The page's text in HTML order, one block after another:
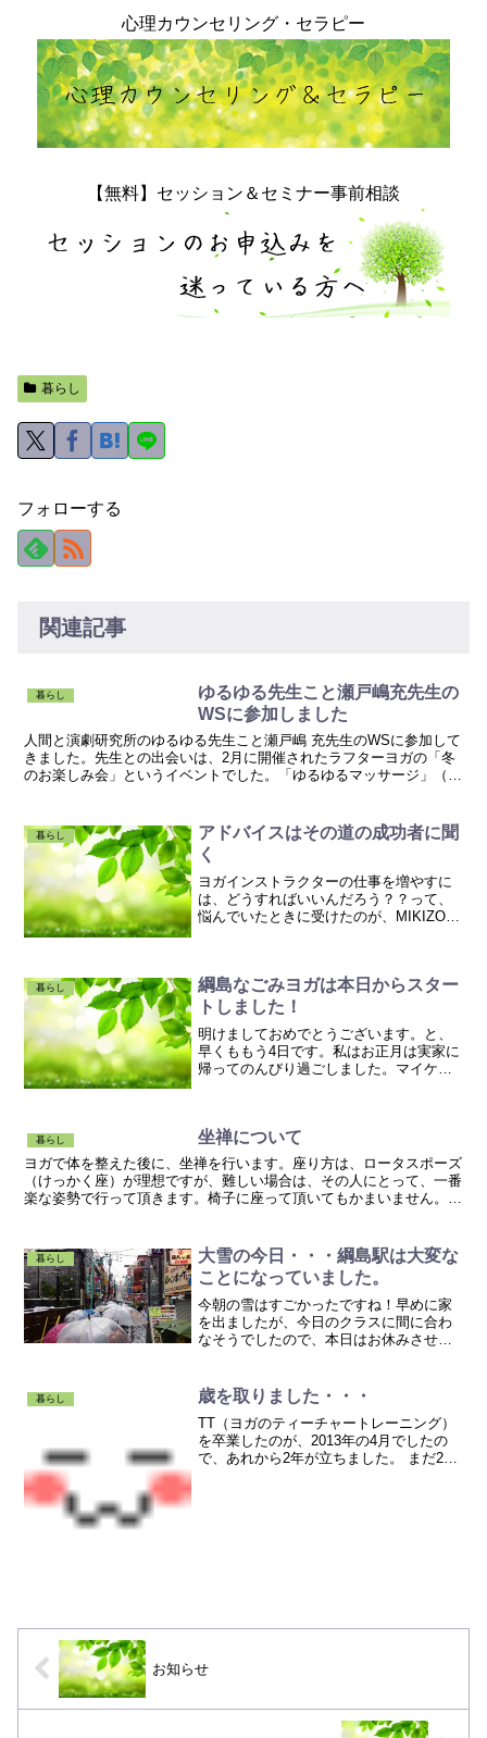
心理カウンセリング・セラピー
【無料】セッション＆セミナー事前相談
暮らし
フォローする
関連記事
暮らし
ゆるゆる先生こと瀬戸嶋充先生の
WSに参加しました
人間と演劇研究所のゆるゆる先生こと瀬戸嶋 充先生のWSに参加して
きました。先生との出会いは、2月に開催されたラフターヨガの「冬
のお楽しみ会」というイベントでした。「ゆるゆるマッサージ」（勝
暮らし
アドバイスはその道の成功者に聞
く
ヨガインストラクターの仕事を増やすに
は、どうすればいいんだろう？？って、
悩んでいたときに受けたのが、MIKIZO講
ガ教室■御茶ノ水...
暮らし
綱島なごみヨガは本日からスター
トしました！
明けましておめでとうございます。と、
早くももう4日です。私はお正月は実家に
帰ってのんびり過ごしました。マイケ
も見て、の...
暮らし 坐禅について
ヨガで体を整えた後に、坐禅を行います。座り方は、ロータスポーズ
（けっかく座）が理想ですが、難しい場合は、その人にとって、一番
楽な姿勢で行って頂きます。椅子に座って頂いてもかまいません。目
暮らし
大雪の今日・・・綱島駅は大変な
ことになっていました。
今朝の雪はすごかったですね！早めに家
を出ましたが、今日のクラスに間に合わ
なそうでしたので、本日はお休みさせて
局、１０時調度に綱島駅に到着しました
が・・・電車待ちの...
暮らし 歳を取りました・・・
TT（ヨガのティーチャートレーニング）
を卒業したのが、2013年の4月でしたの
で、あれから2年が立ちました。 まだ2
お知らせ